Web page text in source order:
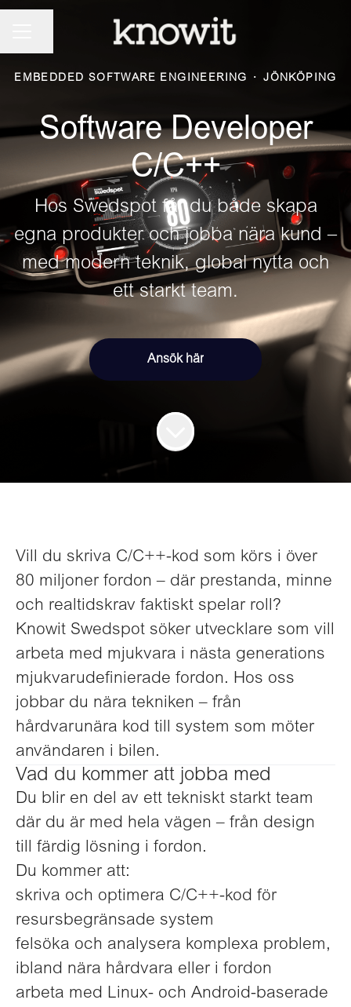
EMBEDDED SOFTWARE ENGINEERING · JÖNKÖPING
Software Developer
C/C++
Hos Swedspot får du både skapa
egna produkter och jobba nära kund –
med modern teknik, global nytta och
ett starkt team.
Ansök här
Vill du skriva C/C++-kod som körs i över
80 miljoner fordon – där prestanda, minne
och realtidskrav faktiskt spelar roll?
Knowit Swedspot söker utvecklare som vill
arbeta med mjukvara i nästa generations
mjukvarudefinierade fordon. Hos oss
jobbar du nära tekniken – från
hårdvarunära kod till system som möter
användaren i bilen.
Vad du kommer att jobba med
Du blir en del av ett tekniskt starkt team
där du är med hela vägen – från design
till färdig lösning i fordon.
Du kommer att:
skriva och optimera C/C++-kod för
resursbegränsade system
felsöka och analysera komplexa problem,
ibland nära hårdvara eller i fordon
arbeta med Linux- och Android-baserade